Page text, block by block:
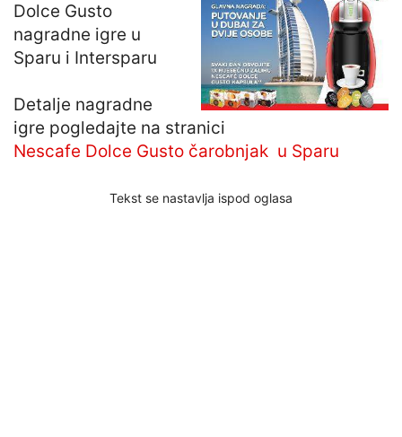
Dolce Gusto
nagradne igre u
Sparu i Intersparu
Detalje nagradne
igre pogledajte na stranici
Nescafe Dolce Gusto čarobnjak u Sparu
Tekst se nastavlja ispod oglasa